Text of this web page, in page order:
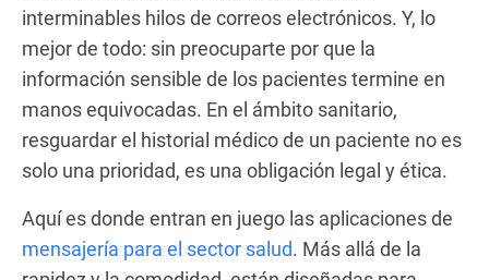
interminables hilos de correos electrónicos. Y, lo
mejor de todo: sin preocuparte por que la
información sensible de los pacientes termine en
manos equivocadas. En el ámbito sanitario,
resguardar el historial médico de un paciente no es
solo una prioridad, es una obligación legal y ética.
Aquí es donde entran en juego las aplicaciones de
mensajería para el sector salud. Más allá de la